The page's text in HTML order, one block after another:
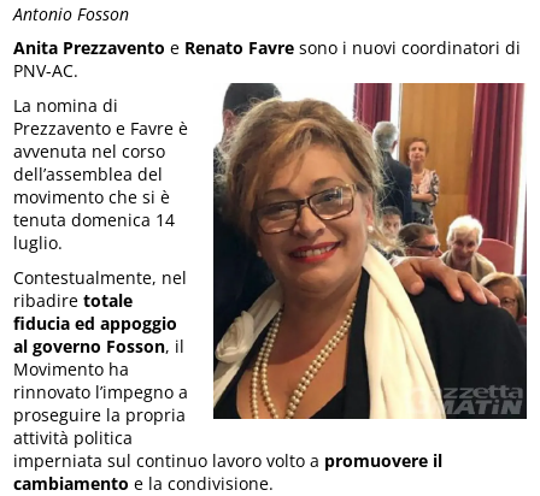
Antonio Fosson
Anita Prezzavento e Renato Favre sono i nuovi coordinatori di
PNV-AC.
La nomina di
Prezzavento e Favre è
avvenuta nel corso
dell’assemblea del
movimento che si è
tenuta domenica 14
luglio.
Contestualmente, nel
ribadiretotale
fiducia ed appoggio
al governo Fosson, il
Movimento ha
rinnovato l’impegno a
proseguire la propria
attività politica
imperniata sul continuo lavoro volto a promuovere il
cambiamento e la condivisione.